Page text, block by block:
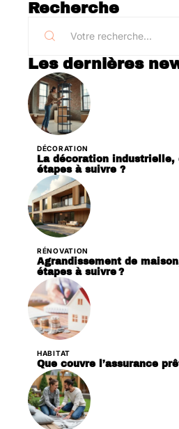
Recherche
Les dernières
DÉCORATION
La décoration industrielle,
étapes à suivre ?
RÉNOVATION
Agrandissement de
étapes à suivre ?
HABITAT
Que couvre l’assurance